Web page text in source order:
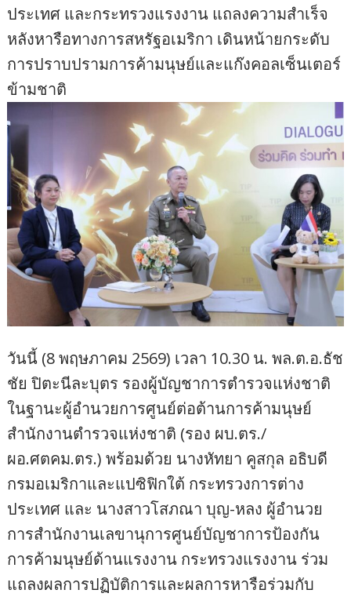
ประเทศ และกระทรวงแรงงาน แถลงความสำเร็จ
หลังหารือทางการสหรัฐอเมริกา เดินหน้ายกระดับ
การปราบปรามการค้ามนุษย์และแก๊งคอลเซ็นเตอร์
ข้ามชาติ
วันนี้ (8 พฤษภาคม 2569) เวลา 10.30 น. พล.ต.อ.ธัช
ชัย ปิตะนีละบุตร รองผู้บัญชาการตำรวจแห่งชาติ
ในฐานะผู้อำนวยการศูนย์ต่อต้านการค้ามนุษย์
สำนักงานตำรวจแห่งชาติ (รอง ผบ.ตร./
ผอ.ศตคม.ตร.) พร้อมด้วย นางหัทยา คูสกุล อธิบดี
กรมอเมริกาและแปซิฟิกใต้ กระทรวงการต่าง
ประเทศ และ นางสาวโสภณา บุญ-หลง ผู้อำนวย
การสำนักงานเลขานุการศูนย์บัญชาการป้องกัน
การค้ามนุษย์ด้านแรงงาน กระทรวงแรงงาน ร่วม
แถลงผลการปฏิบัติการและผลการหารือร่วมกับ